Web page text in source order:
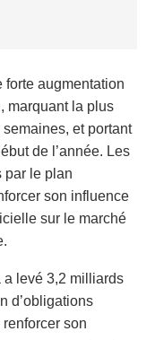
forte augmentation
marquant la plus
et portant
de l’année. Les
par le plan
son influence
sur le marché
a levé 3,2 milliards
d’obligations
son